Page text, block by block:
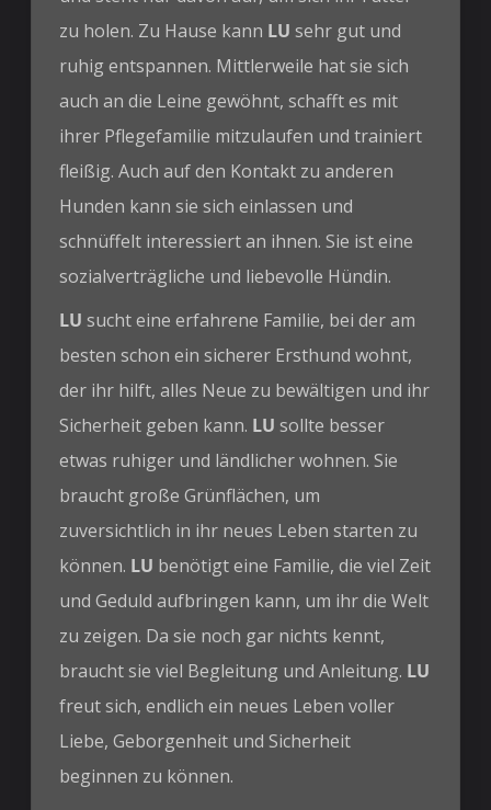
zu holen. Zu Hause kann LU sehr gut und
ruhig entspannen. Mittlerweile hat sie sich
auch an die Leine gewöhnt, schafft es mit
ihrer Pflegefamilie mitzulaufen und trainiert
fleißig. Auch auf den Kontakt zu anderen
Hunden kann sie sich einlassen und
schnüffelt interessiert an ihnen. Sie ist eine
sozialverträgliche und liebevolle Hündin.
LU sucht eine erfahrene Familie, bei der am
besten schon ein sicherer Ersthund wohnt,
der ihr hilft, alles Neue zu bewältigen und ihr
Sicherheit geben kann. LU sollte besser
etwas ruhiger und ländlicher wohnen. Sie
braucht große Grünflächen, um
zuversichtlich in ihr neues Leben starten zu
können. LU benötigt eine Familie, die viel Zeit
und Geduld aufbringen kann, um ihr die Welt
zu zeigen. Da sie noch gar nichts kennt,
braucht sie viel Begleitung und Anleitung. LU
freut sich, endlich ein neues Leben voller
Liebe, Geborgenheit und Sicherheit
beginnen zu können.